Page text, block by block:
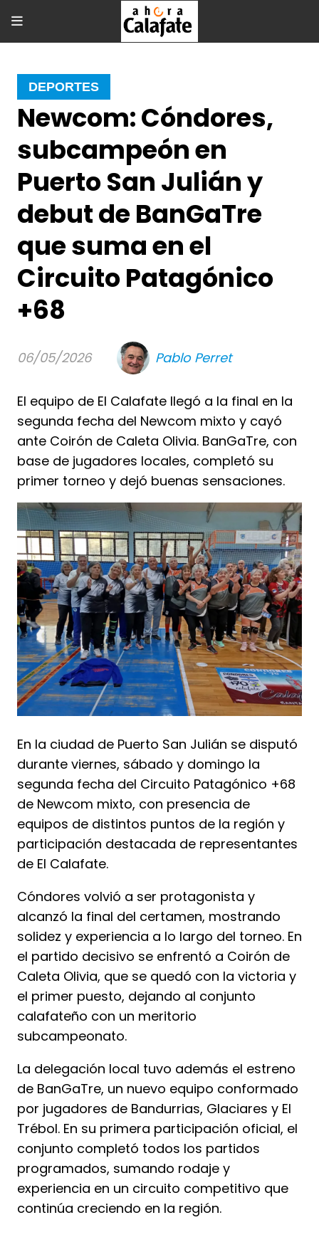
Newcom: Cóndores,
subcampeón en
Puerto San Julián y
debut de BanGaTre
que suma en el
Circuito Patagónico
+68
El equipo de El Calafate llegó a la final en la
segunda fecha del Newcom mixto y cayó
ante Coirón de Caleta Olivia. BanGaTre, con
base de jugadores locales, completó su
primer torneo y dejó buenas sensaciones.
DEPORTES
06/05/2026 Pablo Perret
En la ciudad de Puerto San Julián se disputó
durante viernes, sábado y domingo la
segunda fecha del Circuito Patagónico +68
de Newcom mixto, con presencia de
equipos de distintos puntos de la región y
participación destacada de representantes
de El Calafate.
Cóndores volvió a ser protagonista y
alcanzó la final del certamen, mostrando
solidez y experiencia a lo largo del torneo. En
el partido decisivo se enfrentó a Coirón de
Caleta Olivia, que se quedó con la victoria y
el primer puesto, dejando al conjunto
calafateño con un meritorio
subcampeonato.
La delegación local tuvo además el estreno
de BanGaTre, un nuevo equipo conformado
por jugadores de Bandurrias, Glaciares y El
Trébol. En su primera participación oficial, el
conjunto completó todos los partidos
programados, sumando rodaje y
experiencia en un circuito competitivo que
continúa creciendo en la región.